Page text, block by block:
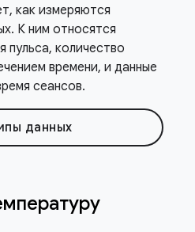
как измеряются
К ним относятся
пульса, количество
времени, и данные
сеансов.
данных